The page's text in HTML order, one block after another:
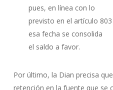
pues, en línea con lo
previsto en el artículo
esa fecha se consolida
el saldo a favor.
Por último, la Dian precisa
retención en la fuente que se